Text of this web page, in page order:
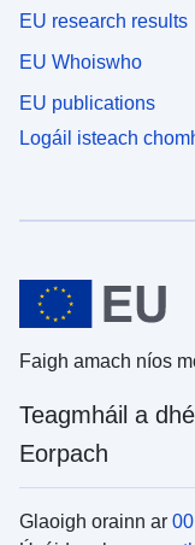
EU research results
EU Whoiswho
EU publications
Logáil isteach
Faigh amach níos
Teagmháil a
Eorpach
Glaoigh orainn ar